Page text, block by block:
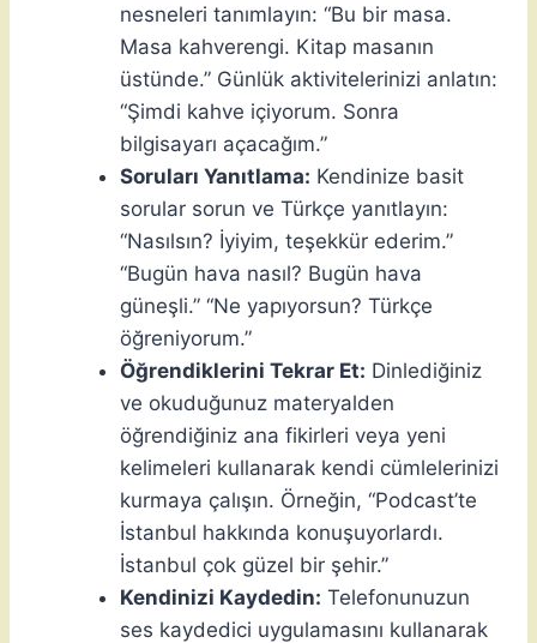
nesneleri tanımlayın: “Bu bir masa.
Masa kahverengi. Kitap masanın
üstünde.” Günlük aktivitelerinizi anlatın:
“Şimdi kahve içiyorum. Sonra
bilgisayarı açacağım.”
Soruları Yanıtlama: Kendinize basit
sorular sorun ve Türkçe yanıtlayın:
“Nasılsın? İyiyim, teşekkür ederim.”
“Bugün hava nasıl? Bugün hava
güneşli.” “Ne yapıyorsun? Türkçe
öğreniyorum.”
Öğrendiklerini Tekrar Et: Dinlediğiniz
ve okuduğunuz materyalden
öğrendiğiniz ana fikirleri veya yeni
kelimeleri kullanarak kendi cümlelerinizi
kurmaya çalışın. Örneğin, “Podcast’te
İstanbul hakkında konuşuyorlardı.
İstanbul çok güzel bir şehir.”
Kendinizi Kaydedin: Telefonunuzun
ses kaydedici uygulamasını kullanarak